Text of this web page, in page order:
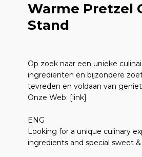
Warme Pretzel
Stand
Op zoek naar een unieke
ingrediënten en bijzondere
tevreden en voldaan van
Onze Web: [link]
ENG
Looking for a unique culinary
ingredients and special sweet